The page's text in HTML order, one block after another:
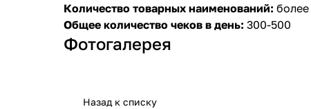
Количество товарных наименований:
Общее количество чеков в день: 300-500
Фотогалерея
Назад к списку